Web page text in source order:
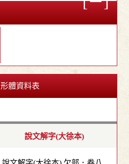
形體資料表
說文解字(大徐本)